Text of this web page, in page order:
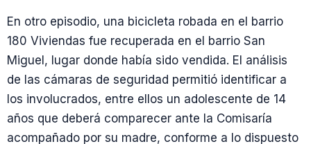
En otro episodio, una bicicleta robada en el barrio
180 Viviendas fue recuperada en el barrio San
Miguel, lugar donde había sido vendida. El análisis
de las cámaras de seguridad permitió identificar a
los involucrados, entre ellos un adolescente de 14
años que deberá comparecer ante la Comisaría
acompañado por su madre, conforme a lo dispuesto